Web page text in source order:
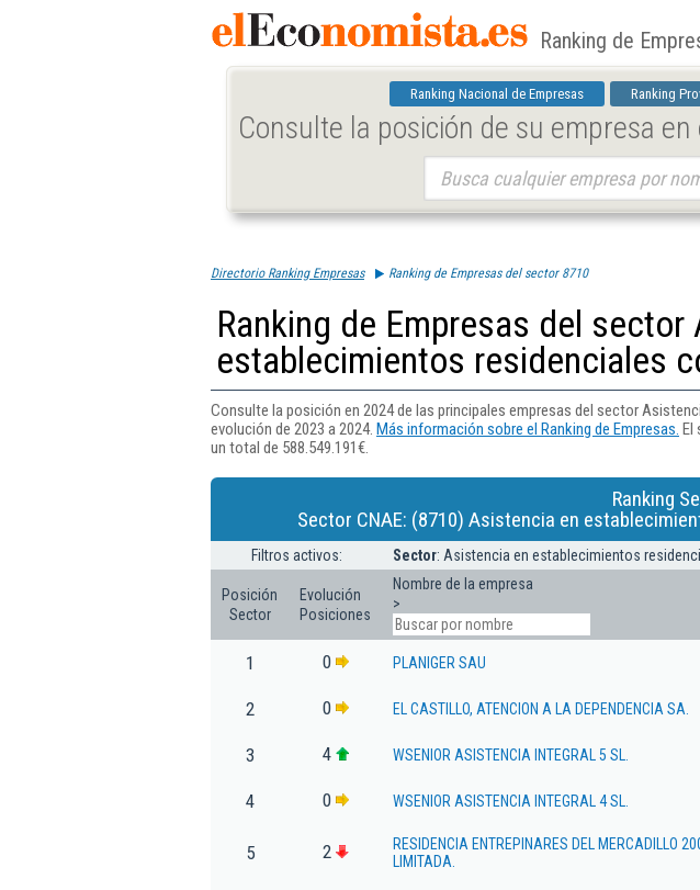
Ranking de
Ranking Nacional de Empresas Ranking
Consulte la posición de su empresa
Directorio Ranking Empresas Ranking de Empresas del sector 8710
Ranking de Empresas del sector
establecimientos residenciales
Consulte la posición en 2024 de las principales empresas del sector
evolución de 2023 a 2024. Más información sobre el Ranking de Empresas. El
un total de 588.549.191€.
Ranking
Sector CNAE: (8710) Asistencia en
Filtros activos: Sector: Asistencia en establecimientos
Posición
Sector
Evolución
Posiciones
Nombre de la empresa
>
1 0 PLANIGER SAU
2 0 EL CASTILLO, ATENCION A LA DEPENDENCIA SA.
3 4 WSENIOR ASISTENCIA INTEGRAL 5 SL.
4 0 WSENIOR ASISTENCIA INTEGRAL 4 SL.
5 2
RESIDENCIA ENTREPINARES DEL MERCADILLO
LIMITADA.